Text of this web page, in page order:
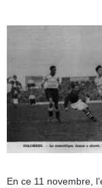
En ce 11 novembre,